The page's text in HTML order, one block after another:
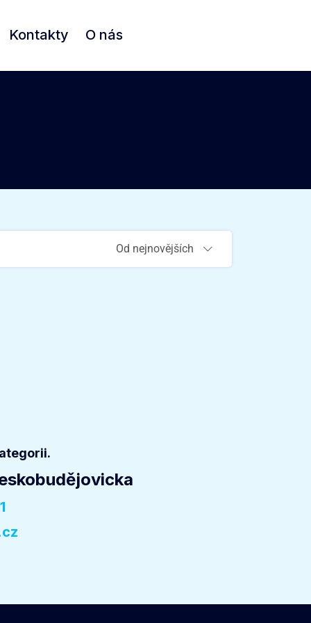
Kontakty O nás
Od nejnovějších